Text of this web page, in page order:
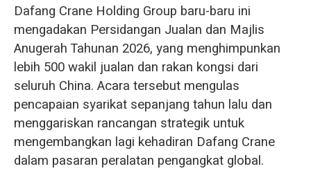
Dafang Crane Holding Group baru-baru ini
mengadakan Persidangan Jualan dan Majlis
Anugerah Tahunan 2026, yang menghimpunkan
lebih 500 wakil jualan dan rakan kongsi dari
seluruh China. Acara tersebut mengulas
pencapaian syarikat sepanjang tahun lalu dan
menggariskan rancangan strategik untuk
mengembangkan lagi kehadiran Dafang Crane
dalam pasaran peralatan pengangkat global.